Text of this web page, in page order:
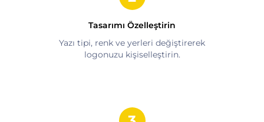
Tasarımı Özelleştirin
Yazı tipi, renk ve yerleri değiştirerek
logonuzu kişiselleştirin.